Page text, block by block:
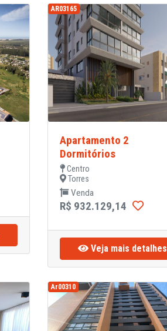
AR03165
Apartamento 2
Dormitórios
Centro
Torres
Venda
R$ 932.129,14
Veja mais detalhes
Ar00310